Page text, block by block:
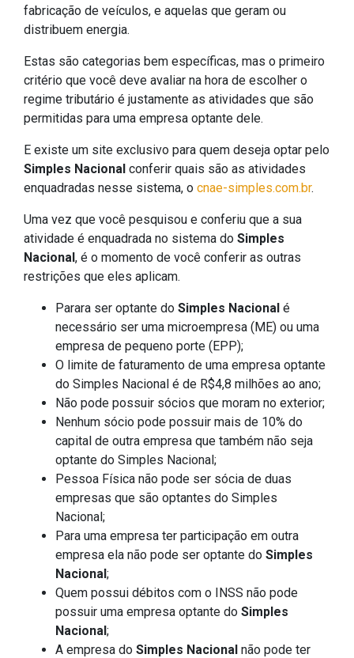
fabricação de veículos, e aquelas que geram ou
distribuem energia.
Estas são categorias bem específicas, mas o primeiro
critério que você deve avaliar na hora de escolher o
regime tributário é justamente as atividades que são
permitidas para uma empresa optante dele.
E existe um site exclusivo para quem deseja optar pelo
Simples Nacional conferir quais são as atividades
enquadradas nesse sistema, o cnae-simples.com.br.
Uma vez que você pesquisou e conferiu que a sua
atividade é enquadrada no sistema do Simples
Nacional, é o momento de você conferir as outras
restrições que eles aplicam.
Parara ser optante do Simples Nacional é
necessário ser uma microempresa (ME) ou uma
empresa de pequeno porte (EPP);
O limite de faturamento de uma empresa optante
do Simples Nacional é de R$4,8 milhões ao ano;
Não pode possuir sócios que moram no exterior;
Nenhum sócio pode possuir mais de 10% do
capital de outra empresa que também não seja
optante do Simples Nacional;
Pessoa Física não pode ser sócia de duas
empresas que são optantes do Simples
Nacional;
Para uma empresa ter participação em outra
empresa ela não pode ser optante do Simples
Nacional;
Quem possui débitos com o INSS não pode
possuir uma empresa optante do Simples
Nacional;
A empresa do Simples Nacional não pode ter